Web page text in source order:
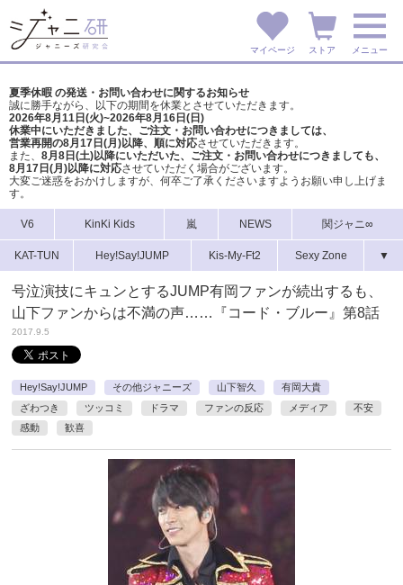
マイページ ストア メニュー
夏季休暇 の発送・お問い合わせに関するお知らせ
誠に勝手ながら、以下の期間を休業とさせていただきます。
2026年8月11日(火)~2026年8月16日(日)
休業中にいただきました、ご注文・お問い合わせにつきましては、
営業再開の8月17日(月)以降、順に対応させていただきます。
また、 8月8日(土)以降にいただいた、ご注文・ お問い合わせにつきましても、
8月17日(月)以降に対応させていただく場合がございます。
大変ご迷惑をおかけしますが、 何卒ご了承くださいますようお願い申し上げま
す。
V6 KinKi Kids 嵐 NEWS 関ジャニ∞
KAT-TUN Hey!Say!JUMP Kis-My-Ft2 Sexy Zone ▼
号泣演技にキュンとするJUMP有岡ファンが続出するも、
山下ファンからは不満の声……『コード・ブルー』第8話
2017.9.5
Hey!Say!JUMP その他ジャニーズ 山下智久
有岡大貴
ざわつき
ツッコミ ドラマ ファンの反応 メディア
不安
感動
歓喜